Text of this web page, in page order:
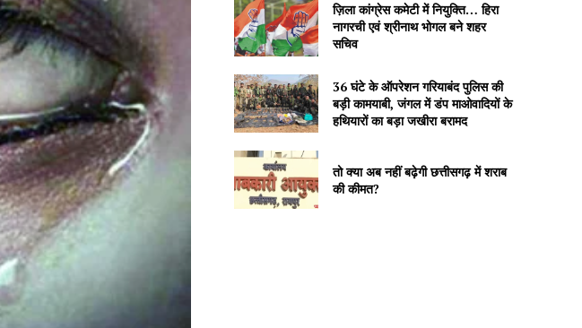
ज़िला कांग्रेस कमेटी में नियुक्ति… हिरा
नागरची एवं श्रीनाथ भोगल बने शहर
सचिव
36 घंटे के ऑपरेशन गरियाबंद पुलिस की
बड़ी कामयाबी, जंगल में डंप माओवादियों के
हथियारों का बड़ा जखीरा बरामद
तो क्या अब नहीं बढ़ेगी छत्तीसगढ़ में शराब
की कीमत?